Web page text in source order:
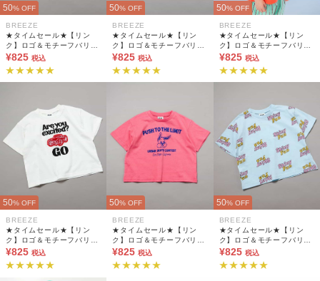
50% OFF
BREEZE
★タイムセール★【リン
ク】ロゴ＆モチーフバリエ
ーションTシャツ
¥825 税込
50% OFF
BREEZE
★タイムセール★【リン
ク】ロゴ＆モチーフバリエ
ーションTシャツ
¥825 税込
50% OFF
BREEZE
★タイムセール★【リン
ク】ロゴ＆モチーフバリエ
ーションTシャツ
¥825 税込
50% OFF
BREEZE
★タイムセール★【リン
ク】ロゴ＆モチーフバリエ
ーションTシャツ
¥825 税込
50% OFF
BREEZE
★タイムセール★【リン
ク】ロゴ＆モチーフバリエ
ーションTシャツ
¥825 税込
50% OFF
BREEZE
★タイムセール★【リン
ク】ロゴ＆モチーフバリエ
ーションTシャツ
¥825 税込